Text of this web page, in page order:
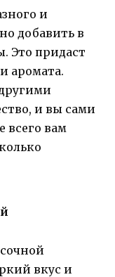
и
добавить в
Это придаст
аромата.
и вы сами
всего вам
вкус и